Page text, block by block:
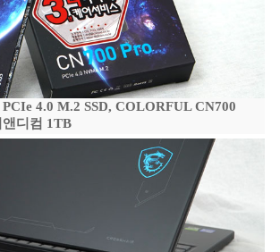
4.0 M.2 SSD, COLORFUL CN700
디컴 1TB